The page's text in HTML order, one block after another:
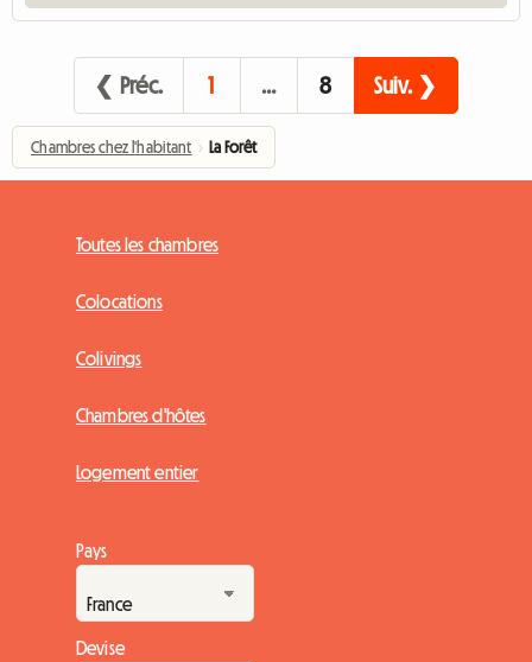
❮ Préc. 1 … 8 Suiv. ❯
Chambres chez l'habitant › La Forêt
Toutes les chambres
Colocations
Colivings
Chambres d'hôtes
Logement entier
Pays
Devise